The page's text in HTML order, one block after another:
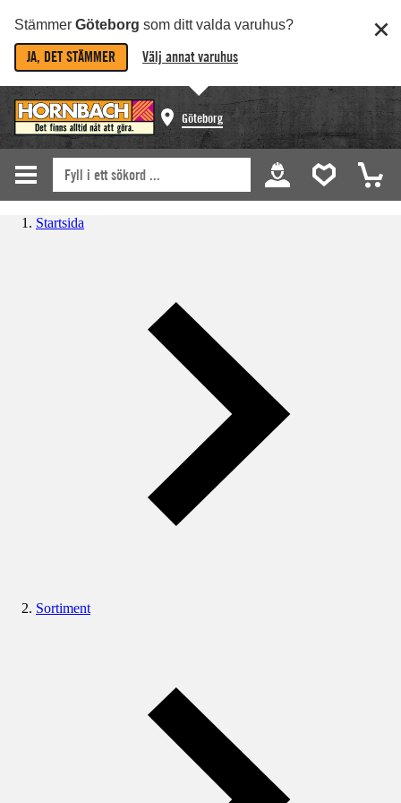
Stämmer Göteborg som ditt valda varuhus?
JA, DET STÄMMER Välj annat varuhus
Göteborg
Startsida
Sortiment